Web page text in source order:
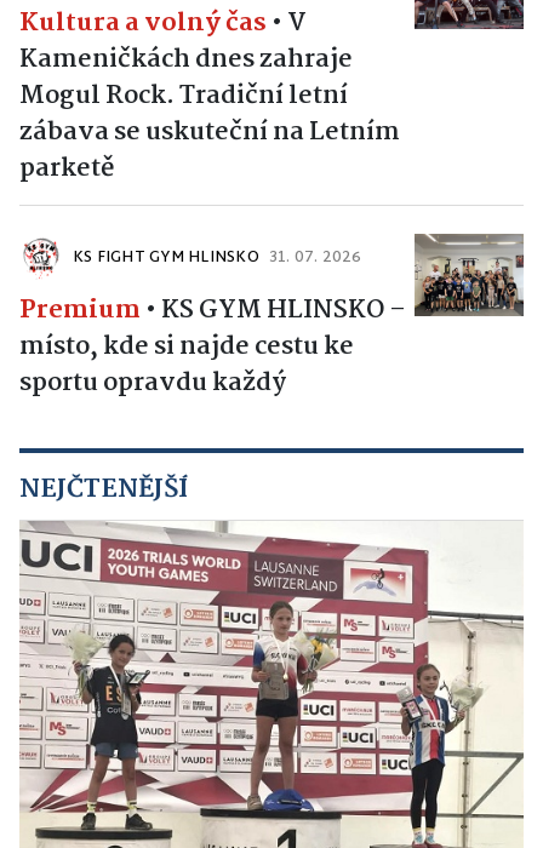
Kultura a volný čas • V
Kameničkách dnes zahraje
Mogul Rock. Tradiční letní
zábava se uskuteční na Letním
parketě
KS FIGHT GYM HLINSKO 31. 07. 2026
Premium • KS GYM HLINSKO –
místo, kde si najde cestu ke
sportu opravdu každý
NEJČTENĚJŠÍ